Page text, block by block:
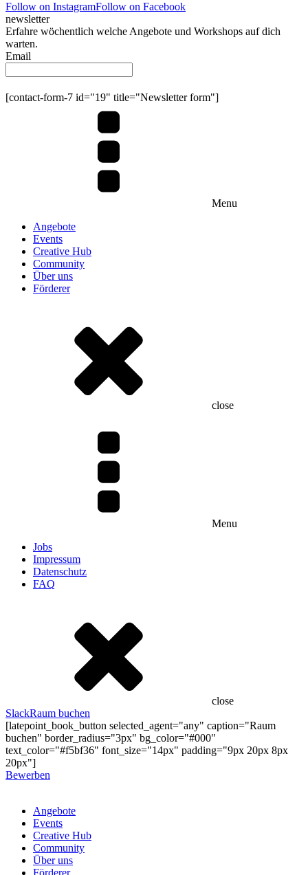
Follow on InstagramFollow on Facebook
newsletter
Erfahre wöchentlich welche Angebote und Workshops auf dich
warten.
Email
[contact-form-7 id="19" title="Newsletter form"]
Menu
Angebote
Events
Creative Hub
Community
Über uns
Förderer
close
Menu
Jobs
Impressum
Datenschutz
FAQ
close
SlackRaum buchen
[latepoint_book_button selected_agent="any" caption="Raum
buchen" border_radius="3px" bg_color="#000"
text_color="#f5bf36" font_size="14px" padding="9px 20px 8px
20px"]
Bewerben
Angebote
Events
Creative Hub
Community
Über uns